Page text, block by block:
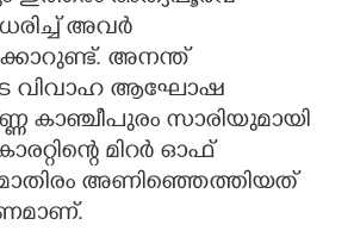
അവർ
അനന്ത്
വിവാഹ ആഘോഷ
കാഞ്ചീപുരം സാരിയുമായി
മിറർ ഓഫ്
അണിഞ്ഞെത്തിയത്